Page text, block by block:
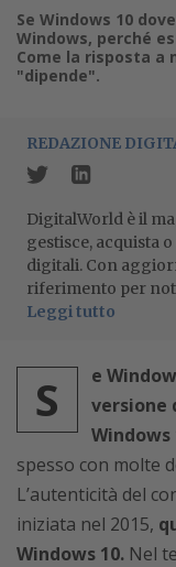
Se Windows 10
Windows, perché
Come la risposta a
"dipende".
REDAZIONE
DigitalWorld è il
gestisce, acquista
digitali. Con
riferimento per
Leggi tutto
S
e
versione
Windows
spesso con molte
L’autenticità del
iniziata nel 2015,
Windows 10. Nel